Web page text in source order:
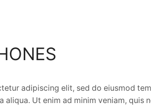
adipiscing elit, sed do eiusmod
Ut enim ad minim veniam, quis